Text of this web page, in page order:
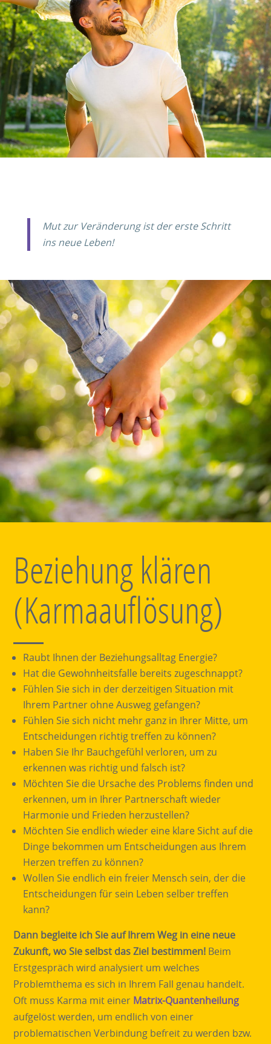
Mut zur Veränderung ist der erste Schritt
ins neue Leben!
Beziehung klären
(Karmaauflösung)
Raubt Ihnen der Beziehungsalltag Energie?
Hat die Gewohnheitsfalle bereits zugeschnappt?
Fühlen Sie sich in der derzeitigen Situation mit
Ihrem Partner ohne Ausweg gefangen?
Fühlen Sie sich nicht mehr ganz in Ihrer Mitte, um
Entscheidungen richtig treffen zu können?
Haben Sie Ihr Bauchgefühl verloren, um zu
erkennen was richtig und falsch ist?
Möchten Sie die Ursache des Problems finden und
erkennen, um in Ihrer Partnerschaft wieder
Harmonie und Frieden herzustellen?
Möchten Sie endlich wieder eine klare Sicht auf die
Dinge bekommen um Entscheidungen aus Ihrem
Herzen treffen zu können?
Wollen Sie endlich ein freier Mensch sein, der die
Entscheidungen für sein Leben selber treffen
kann?
Dann begleite ich Sie auf Ihrem Weg in eine neue
Zukunft, wo Sie selbst das Ziel bestimmen! Beim
Erstgespräch wird analysiert um welches
Problemthema es sich in Ihrem Fall genau handelt.
Oft muss Karma mit einer Matrix-Quantenheilung
aufgelöst werden, um endlich von einer
problematischen Verbindung befreit zu werden bzw.